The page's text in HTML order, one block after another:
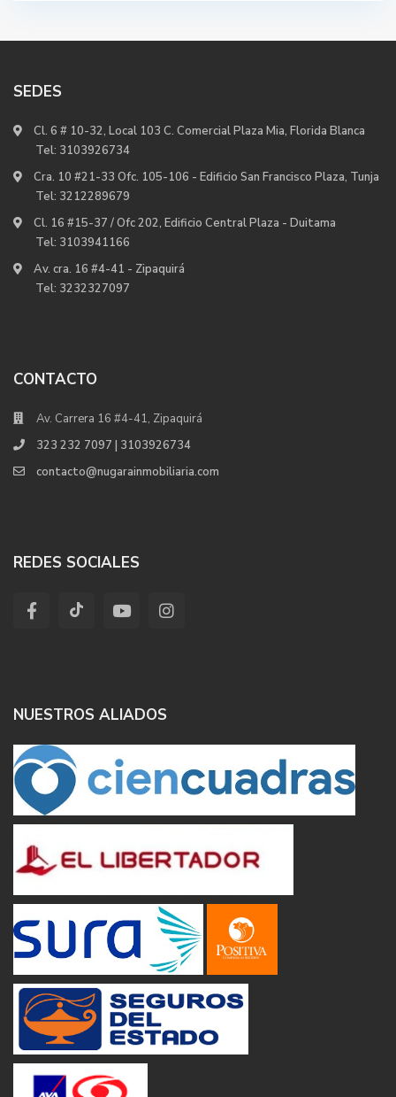
SEDES
Cl. 6 # 10-32, Local 103 C. Comercial Plaza Mia, Florida Blanca
Tel: 3103926734
Cra. 10 #21-33 Ofc. 105-106 - Edificio San Francisco Plaza, Tunja
Tel: 3212289679
Cl. 16 #15-37 / Ofc 202, Edificio Central Plaza - Duitama
Tel: 3103941166
Av. cra. 16 #4-41 - Zipaquirá
Tel: 3232327097
CONTACTO
Av. Carrera 16 #4-41, Zipaquirá
323 232 7097 | 3103926734
contacto@nugarainmobiliaria.com
REDES SOCIALES
NUESTROS ALIADOS